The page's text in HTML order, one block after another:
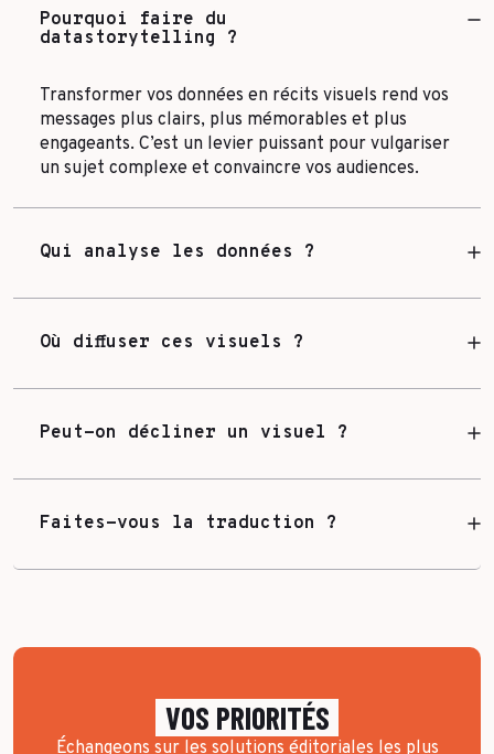
Pourquoi faire du
datastorytelling ?
Transformer vos données en récits visuels rend vos
messages plus clairs, plus mémorables et plus
engageants. C’est un levier puissant pour vulgariser
un sujet complexe et convaincre vos audiences.
Qui analyse les données ?
Où diffuser ces visuels ?
Peut-on décliner un visuel ?
Faites-vous la traduction ?
VOS PRIORITÉS
Échangeons sur les solutions éditoriales les plus